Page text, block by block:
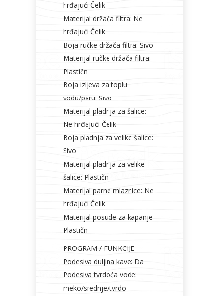
hrđajući Čelik
Materijal držača filtra: Ne
hrđajući Čelik
Boja ručke držača filtra: Sivo
Materijal ručke držača filtra:
Plastični
Boja izljeva za toplu
vodu/paru: Sivo
Materijal pladnja za šalice:
Ne hrđajući Čelik
Boja pladnja za velike šalice:
Sivo
Materijal pladnja za velike
šalice: Plastični
Materijal parne mlaznice: Ne
hrđajući Čelik
Materijal posude za kapanje:
Plastični
PROGRAM / FUNKCIJE
Podesiva duljina kave: Da
Podesiva tvrdoća vode:
meko/srednje/tvrdo